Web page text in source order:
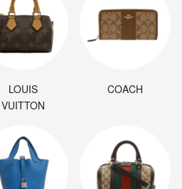
LOUIS
VUITTON
COACH